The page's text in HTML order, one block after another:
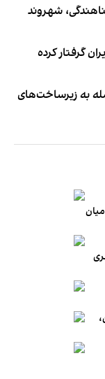
۵ ماه پس از پناهندگی، شهروند
گرفتار کرده
به زیرساخت‌های